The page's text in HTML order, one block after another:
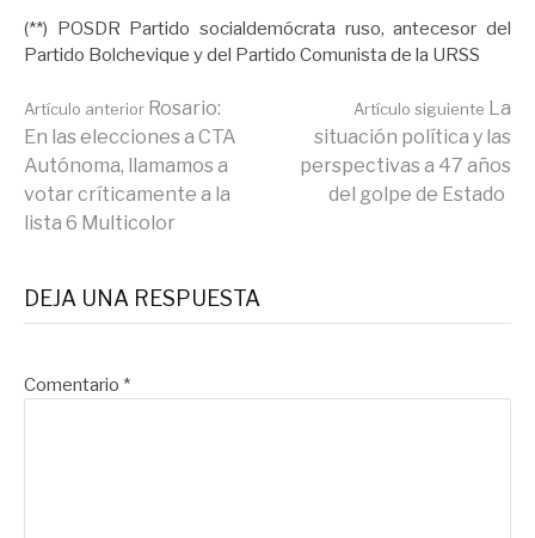
(**) POSDR Partido socialdemócrata ruso, antecesor del
Partido Bolchevique y del Partido Comunista de la URSS
Seguir
leyendo
Artículo anterior Rosario:
En las elecciones a CTA
Autónoma, llamamos a
votar críticamente a la
lista 6 Multicolor
Artículo siguiente La
situación política y las
perspectivas a 47 años
del golpe de Estado
DEJA UNA RESPUESTA
Comentario *